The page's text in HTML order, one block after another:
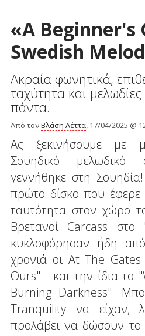
«A Beginner's
Swedish
Ακραία φωνητικά,
ταχύτητα και
πάντα.
Από τονΒλάση Λέττα, 17/04/2025 @
Ας ξεκινήσουμε με
Σουηδικό
γεννήθηκε στη
πρώτο δίσκο που
ταυτότητα στον χώρο
Βρετανοί Carcass
κυκλοφόρησαν ήδη
χρονιά οι At The
Ours" - και την ίδια το
Burning Darkness".
Tranquility να είχαν,
προλάβει να δώσουν το